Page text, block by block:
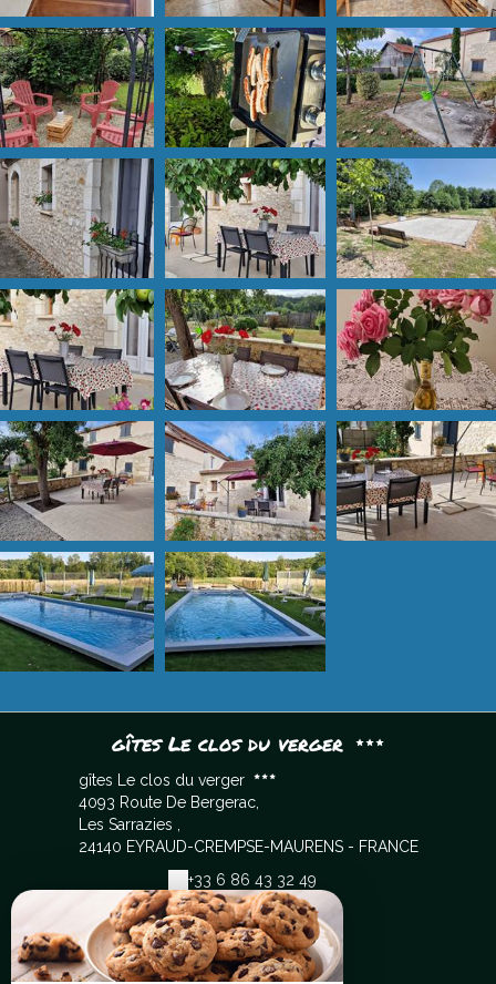
gîtes Le clos du verger
gîtes Le clos du verger
4093 Route De Bergerac,
Les Sarrazies ,
24140 EYRAUD-CREMPSE-MAURENS - FRANCE
+33 6 86 43 32 49
Contacter par email